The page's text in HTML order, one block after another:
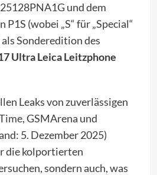
und dem
(wobei „S“ für „Special“
Sonderedition des
Ultra Leica Leitzphone
Leaks von zuverlässigen
, GSMArena und
5. Dezember 2025)
die kolportierten
sondern auch, was